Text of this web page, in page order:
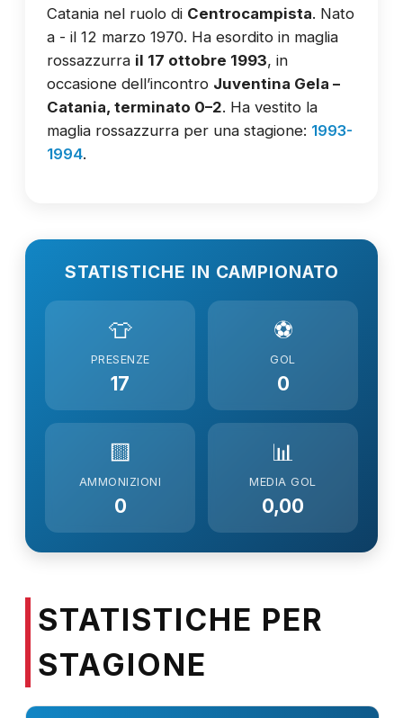
Catania nel ruolo di Centrocampista. Nato
a - il 12 marzo 1970. Ha esordito in maglia
rossazzurra il 17 ottobre 1993, in
occasione dell’incontro Juventina Gela –
Catania, terminato 0–2. Ha vestito la
maglia rossazzurra per una stagione: 1993-
1994.
STATISTICHE IN CAMPIONATO
👕
PRESENZE
17
⚽
GOL
0
🟨
AMMONIZIONI
0
📊
MEDIA GOL
0,00
STATISTICHE PER
STAGIONE